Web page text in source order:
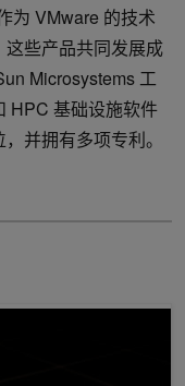
为 VMware 的技术
些产品共同发展成
Microsystems 工
HPC 基础设施软件
并拥有多项专利。
高性能计算的加速服